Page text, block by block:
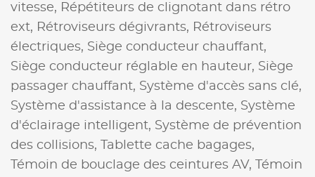
vitesse, Répétiteurs de clignotant dans rétro
ext, Rétroviseurs dégivrants, Rétroviseurs
électriques, Siège conducteur chauffant,
Siège conducteur réglable en hauteur, Siège
passager chauffant, Système d'accès sans clé,
Système d'assistance à la descente, Système
d'éclairage intelligent, Système de prévention
des collisions,
Tablette cache bagages,
Témoin de bouclage des ceintures AV,
Témoin